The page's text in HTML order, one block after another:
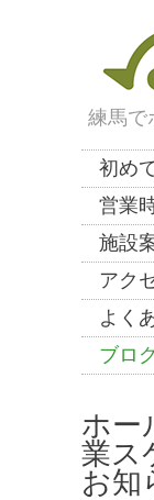
練馬で
初め
営業
施設
アク
よく
ブロ
ホー
業ス
お知